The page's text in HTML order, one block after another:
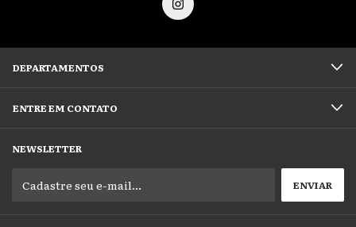
DEPARTAMENTOS
ENTRE EM CONTATO
NEWSLETTER